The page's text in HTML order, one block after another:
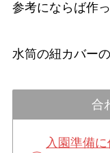
参考にならば作
水筒の紐カバー
合
入園準備